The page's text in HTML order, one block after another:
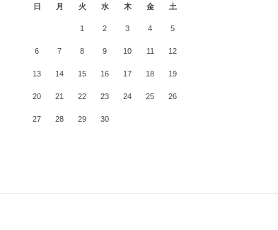
日 月 火 水 木 金 土
1 2 3 4 5
6 7 8 9 10 11 12
13 14 15 16 17 18 19
20 21 22 23 24 25 26
27 28 29 30